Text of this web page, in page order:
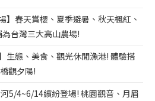
】春天賞櫻、夏季避暑、秋天楓紅、
台灣三大高山農場!
生態、美食、觀光休閒漁港! 體驗搭
觀夕陽!
5/4~6/14繽紛登場! 桃園觀音、月眉